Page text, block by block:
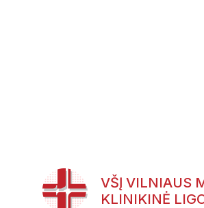
VŠĮ VILNIAUS
KLINIKINĖ